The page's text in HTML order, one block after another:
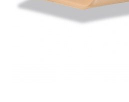
Оформление заказа